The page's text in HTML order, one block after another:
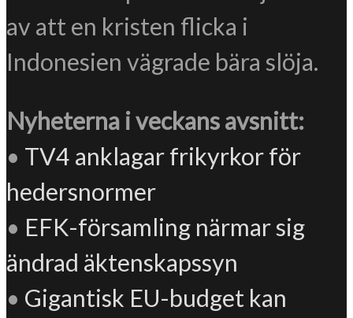
av att en kristen flicka i
Indonesien vägrade bära slöja.
Nyheterna i veckans avsnitt:
• TV4 anklagar frikyrkor för
hedersnormer
• EFK-församling närmar sig
ändrad äktenskapssyn
• Gigantisk EU-budget kan